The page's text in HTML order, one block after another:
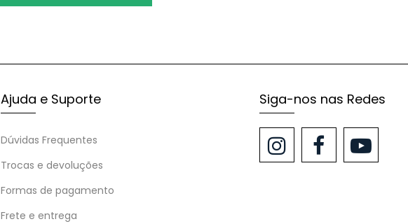
Ajuda e Suporte
Dúvidas Frequentes
Trocas e devoluções
Formas de pagamento
Frete e entrega
Siga-nos nas Redes